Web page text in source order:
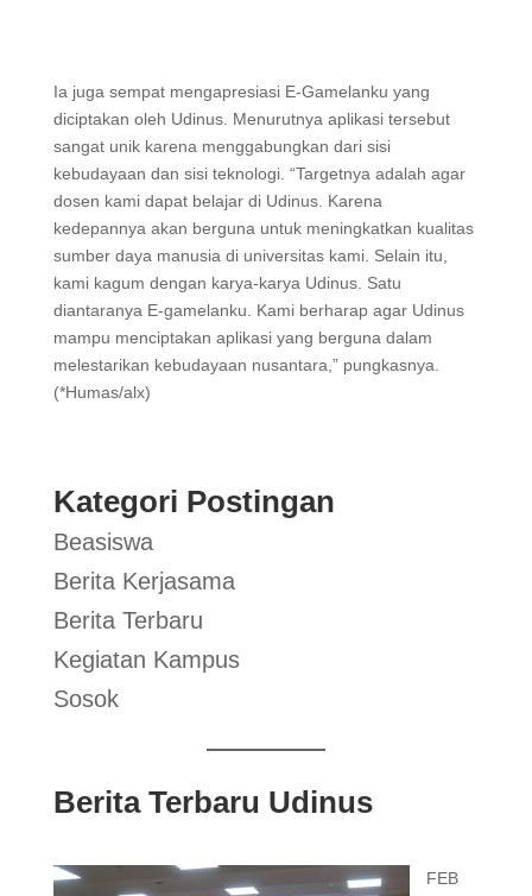
Ia juga sempat mengapresiasi E-Gamelanku yang
diciptakan oleh Udinus. Menurutnya aplikasi tersebut
sangat unik karena menggabungkan dari sisi
kebudayaan dan sisi teknologi. “Targetnya adalah agar
dosen kami dapat belajar di Udinus. Karena
kedepannya akan berguna untuk meningkatkan kualitas
sumber daya manusia di universitas kami. Selain itu,
kami kagum dengan karya-karya Udinus. Satu
diantaranya E-gamelanku. Kami berharap agar Udinus
mampu menciptakan aplikasi yang berguna dalam
melestarikan kebudayaan nusantara,” pungkasnya.
(*Humas/alx)
Kategori Postingan
Beasiswa
Berita Kerjasama
Berita Terbaru
Kegiatan Kampus
Sosok
Berita Terbaru Udinus
FEB